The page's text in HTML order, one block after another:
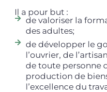
Il a pour but :
de valoriser la
des adultes;
de développer le
l’ouvrier, de
de toute personne
production de
l’excellence du